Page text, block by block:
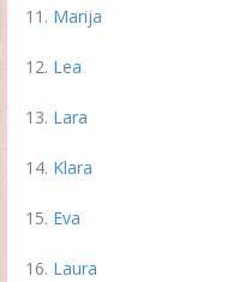
Marija
Lea
Lara
Klara
Eva
Laura